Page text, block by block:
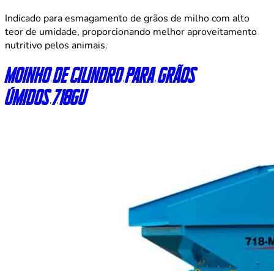
Indicado para esmagamento de grãos de milho com alto
teor de umidade, proporcionando melhor aproveitamento
nutritivo pelos animais.
Moinho de cilindro para grãos
úmidos 718GU